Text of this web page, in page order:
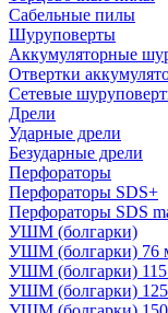
Сабельные пилы
Шуруповерты
Аккумуляторные
Отвертки
Сетевые
Дрели
Ударные дрели
Безударные дрели
Перфораторы
Перфораторы SDS+
Перфораторы SDS
УШМ (болгарки)
УШМ (болгарки) 76
УШМ (болгарки)
УШМ (болгарки)